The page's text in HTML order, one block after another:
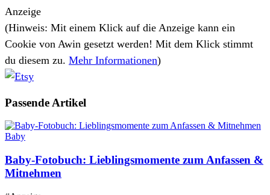
Anzeige
(Hinweis: Mit einem Klick auf die Anzeige kann ein
Cookie von Awin gesetzt werden! Mit dem Klick stimmt
du diesem zu. Mehr Informationen)
Passende Artikel
Baby
Baby-Fotobuch: Lieblingsmomente zum Anfassen &
Mitnehmen